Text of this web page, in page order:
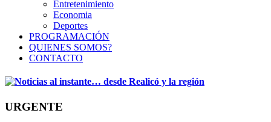
Entretenimiento
Economia
Deportes
PROGRAMACIÓN
QUIENES SOMOS?
CONTACTO
URGENTE